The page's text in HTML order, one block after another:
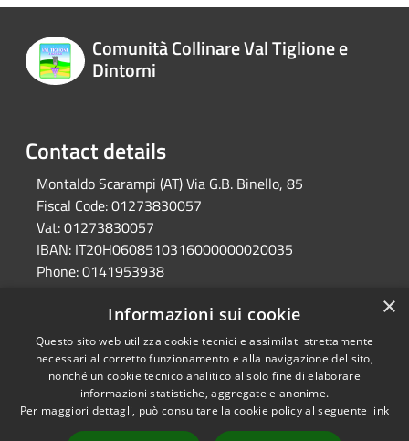
Comunità Collinare Val Tiglione e
Dintorni
Contact details
Montaldo Scarampi (AT) Via G.B. Binello, 85
Fiscal Code:01273830057
Vat:01273830057
IBAN: IT20H0608510316000000020035
Phone:0141953938
RSS
Accessibility
Privacy
Cookie
Ente convenzionato
Astigov
Progetto|Convenzione|
×
Informazioni sui cookie
Questo sito web utilizza cookie tecnici e assimilati strettamente
necessari al corretto funzionamento e alla navigazione del sito,
nonché un cookie tecnico analitico al solo fine di elaborare
informazioni statistiche, aggregate e anonime.
Per maggiori dettagli, può consultare la cookie policy al seguente link